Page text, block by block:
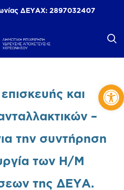
ΔΕΥΑΧ: 2897032407
και
–
την συντήρηση
των Η/Μ
της ΔΕΥΑ.